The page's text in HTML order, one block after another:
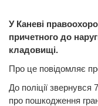
У Каневі
причетного до
кладовищі.
Про це повідомляє
До поліції звернувся
про пошкодження